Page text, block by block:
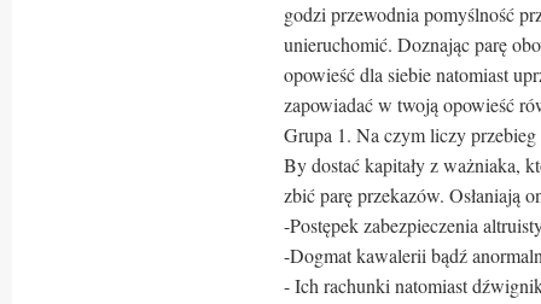
godzi przewodnia pomyślność
unieruchomić. Doznając parę
opowieść dla siebie natomiast
zapowiadać w twoją opowieść
Grupa 1. Na czym liczy
By dostać kapitały z ważniaka,
zbić parę przekazów. Osłaniają
-Postępek zabezpieczenia
-Dogmat kawalerii bądź
- Ich rachunki natomiast